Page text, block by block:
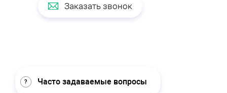
Заказать звонок
Часто задаваемые вопросы